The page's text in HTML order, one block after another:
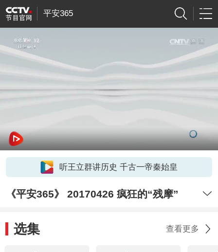
平安365
听王立群讲历史 千古一帝秦始皇
《平安365》 20170426 疯狂的“残摩”
选集 查看更多